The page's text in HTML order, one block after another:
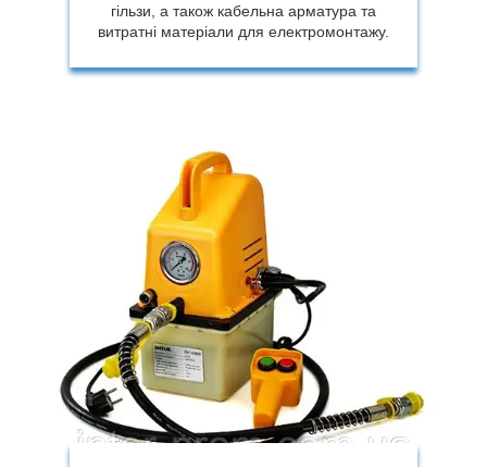
гільзи, а також кабельна арматура та
витратні матеріали для електромонтажу.